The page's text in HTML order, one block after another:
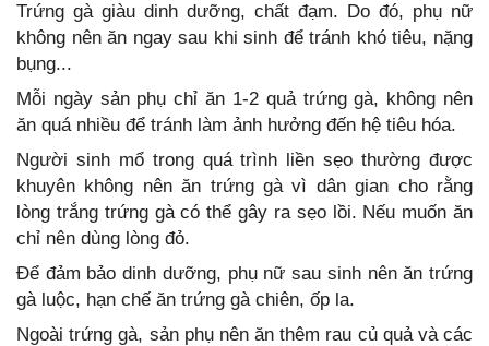
Trứng gà giàu dinh dưỡng, chất đạm. Do đó, phụ nữ
không nên ăn ngay sau khi sinh để tránh khó tiêu, nặng
bụng...
Mỗi ngày sản phụ chỉ ăn 1-2 quả trứng gà, không nên
ăn quá nhiều để tránh làm ảnh hưởng đến hệ tiêu hóa.
Người sinh mổ trong quá trình liền sẹo thường được
khuyên không nên ăn trứng gà vì dân gian cho rằng
lòng trắng trứng gà có thể gây ra sẹo lồi. Nếu muốn ăn
chỉ nên dùng lòng đỏ.
Để đảm bảo dinh dưỡng, phụ nữ sau sinh nên ăn trứng
gà luộc, hạn chế ăn trứng gà chiên, ốp la.
Ngoài trứng gà, sản phụ nên ăn thêm rau củ quả và các